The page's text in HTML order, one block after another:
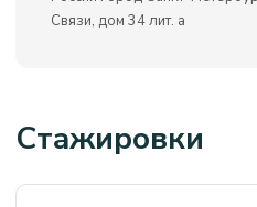
Связи, дом 34 лит. а
Стажировки